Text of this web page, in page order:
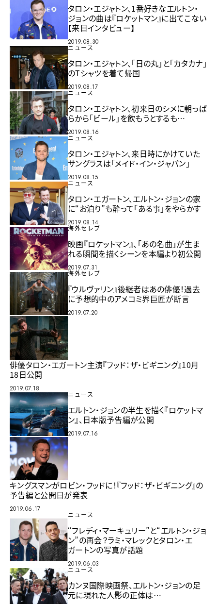
タロン・エジャトン、1番好きなエルトン・
ジョンの曲は『ロケットマン』に出てこない
【来日インタビュー】
2019.08.30
ニュース
タロン・エジャトン、「日の丸」と「カタカナ」
のTシャツを着て帰国
2019.08.17
ニュース
タロン・エジャトン、初来日のシメに朝っぱ
らから「ビール」を飲もうとするも…
2019.08.16
ニュース
タロン・エジャトン、来日時にかけていた
サングラスは「メイド・イン・ジャパン」
2019.08.15
ニュース
タロン・エガートン、エルトン・ジョンの家
に“お泊り”も酔って「ある事」をやらかす
2019.08.14
海外セレブ
映画『ロケットマン』、「あの名曲」が生ま
れる瞬間を描くシーンを本編より初公開
2019.07.31
海外セレブ
『ウルヴァリン』後継者はあの俳優！過去
に予想的中のアメコミ界巨匠が断言
2019.07.20
俳優タロン・エガートン主演『フッド：ザ・ビギニング』10月
18日公開
2019.07.18
ニュース
エルトン・ジョンの半生を描く『ロケットマ
ン』、日本版予告編が公開
2019.07.16
キングスマンがロビン・フッドに！『フッド：ザ・ビギニング』の
予告編と公開日が発表
2019.06.17
ニュース
“フレディ・マーキュリー”と“エルトン・ジョ
ン”の再会？ラミ・マレックとタロン・エ
ガートンの写真が話題
2019.06.03
ニュース
カンヌ国際映画祭、エルトン・ジョンの足
元に現れた人影の正体は…